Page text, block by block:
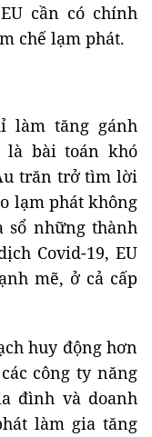
cần có chính
chế lạm phát.
làm tăng gánh
là bài toán khó
trăn trở tìm lời
lạm phát không
sổ những thành
Covid-19, EU
mẽ, ở cả cấp
huy động hơn
công ty năng
đình và doanh
làm gia tăng